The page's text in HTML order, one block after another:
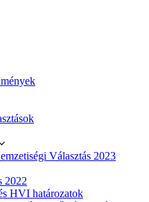
Választás 2023
2022
HVI határozatok